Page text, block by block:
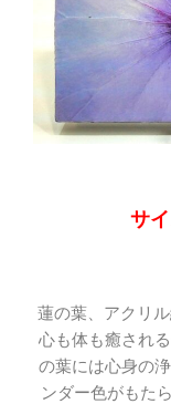
サ
蓮の葉、アクリ
心も体も癒され
の葉には心身の
ンダー色がもた